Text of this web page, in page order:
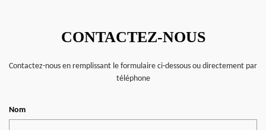
CONTACTEZ-NOUS
Contactez-nous en remplissant le formulaire ci-dessous ou directement par
téléphone
Nom